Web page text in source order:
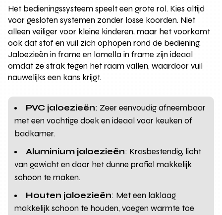
Het bedieningssysteem speelt een grote rol. Kies altijd
voor gesloten systemen zonder losse koorden. Niet
alleen veiliger voor kleine kinderen, maar het voorkomt
ook dat stof en vuil zich ophopen rond de bediening.
Jaloezieën in frame en lamella in frame zijn ideaal
omdat ze strak tegen het raam vallen, waardoor vuil
nauwelijks een kans krijgt.
PVC jaloezieën: Zeer eenvoudig afneembaar
met een vochtige doek en ideaal voor keuken of
badkamer.
Aluminium jaloezieën: Krasbestendig, licht
van gewicht en door het dunne profiel makkelijk
schoon te maken.
Houten jaloezieën: Met een laklaag
makkelijk schoon te houden, voegen warmte toe